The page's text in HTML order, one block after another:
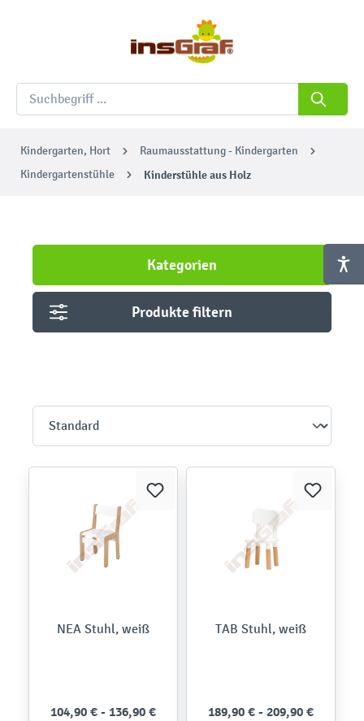
Kindergarten, Hort
Raumausstattung - Kindergarten
Kindergartenstühle
Kinderstühle aus Holz
Kategorien
Produkte filtern
NEA Stuhl, weiß
104,90 € - 136,90 €
TAB Stuhl, weiß
189,90 € - 209,90 €